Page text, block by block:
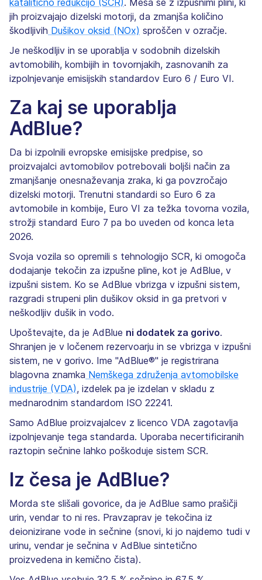
jih proizvajajo dizelski motorji, da zmanjša količino
škodljivih Dušikov oksid (NOx) sproščen v ozračje.
Je neškodljiv in se uporablja v sodobnih dizelskih
avtomobilih, kombijih in tovornjakih, zasnovanih za
izpolnjevanje emisijskih standardov Euro 6 / Euro VI.
Za kaj se uporablja
AdBlue?
Da bi izpolnili evropske emisijske predpise, so
proizvajalci avtomobilov potrebovali boljši način za
zmanjšanje onesnaževanja zraka, ki ga povzročajo
dizelski motorji. Trenutni standardi so Euro 6 za
avtomobile in kombije, Euro VI za težka tovorna vozila,
strožji standard Euro 7 pa bo uveden od konca leta
2026.
Svoja vozila so opremili s tehnologijo SCR, ki omogoča
dodajanje tekočin za izpušne pline, kot je AdBlue, v
izpušni sistem. Ko se AdBlue vbrizga v izpušni sistem,
razgradi strupeni plin dušikov oksid in ga pretvori v
neškodljiv dušik in vodo.
Upoštevajte, da je AdBlue ni dodatek za gorivo.
Shranjen je v ločenem rezervoarju in se vbrizga v izpušni
sistem, ne v gorivo. Ime "AdBlue®" je registrirana
blagovna znamka Nemškega združenja avtomobilske
industrije (VDA), izdelek pa je izdelan v skladu z
mednarodnim standardom ISO 22241.
Samo AdBlue proizvajalcev z licenco VDA zagotavlja
izpolnjevanje tega standarda. Uporaba necertificiranih
raztopin sečnine lahko poškoduje sistem SCR.
Iz česa je AdBlue?
Morda ste slišali govorice, da je AdBlue samo prašičji
urin, vendar to ni res. Pravzaprav je tekočina iz
deionizirane vode in sečnine (snovi, ki jo najdemo tudi v
urinu, vendar je sečnina v AdBlue sintetično
proizvedena in kemično čista).